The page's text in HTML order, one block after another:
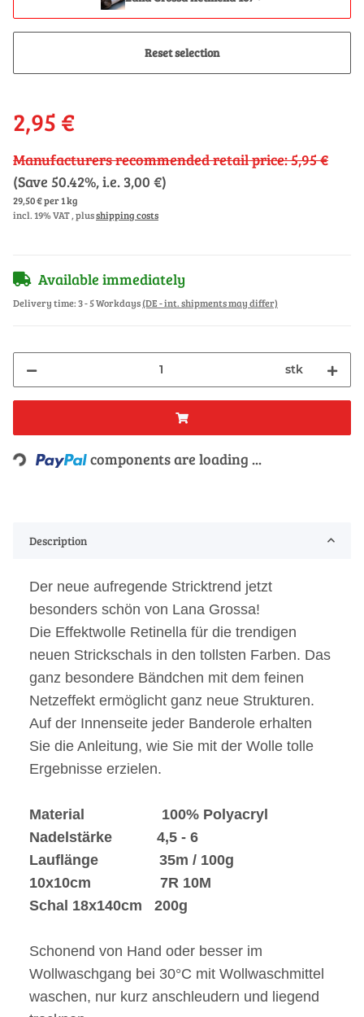
Reset selection
2,95 €
Manufacturers recommended retail price:5,95 €
(Save 50.42%, i.e. 3,00 €)
29,50 € per 1 kg
incl. 19% VAT , plusshipping costs
Available immediately
Delivery time:3 - 5 Workdays(DE - int. shipments may differ)
stk
Loading... components are loading ...
Description
Der neue aufregende Stricktrend jetzt
besonders schön von Lana Grossa!
Die Effektwolle Retinella für die trendigen
neuen Strickschals in den tollsten Farben. Das
ganz besondere Bändchen mit dem feinen
Netzeffekt ermöglicht ganz neue Strukturen.
Auf der Innenseite jeder Banderole erhalten
Sie die Anleitung, wie Sie mit der Wolle tolle
Ergebnisse erzielen.
Material 100% Polyacryl
Nadelstärke 4,5 - 6
Lauflänge 35m / 100g
10x10cm 7R 10M
Schal 18x140cm 200g
Schonend von Hand oder besser im
Wollwaschgang bei 30°C mit Wollwaschmittel
waschen, nur kurz anschleudern und liegend